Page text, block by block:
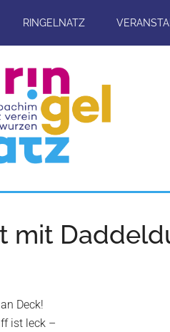
RINGELNATZ
mit
Deck!
ist leck –